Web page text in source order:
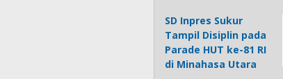
SD Inpres Sukur
Tampil Disiplin pada
Parade HUT ke-81 RI
di Minahasa Utara